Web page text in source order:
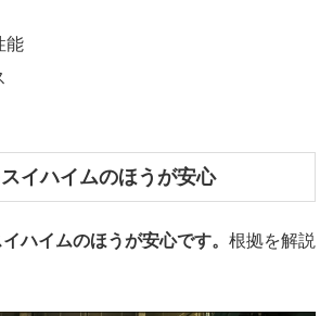
能
イハイムのほうが安心
ハイムのほうが安心です。 根拠を解説